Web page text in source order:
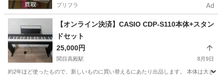
プリフラ Ad
【オンライン決済】CASIO CDP-S110本体+スタン
ドセット
25,000円
関目高殿駅 8月9日
約2年ほど使ったもので、新しいものに買い替えるにあたり出品します。 本体は大き